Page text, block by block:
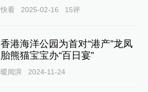
快看 2025-02-16 15评
香港海洋公园为首对“港产”龙凤
胎熊猫宝宝办“百日宴”
暖闻湃 2024-11-24